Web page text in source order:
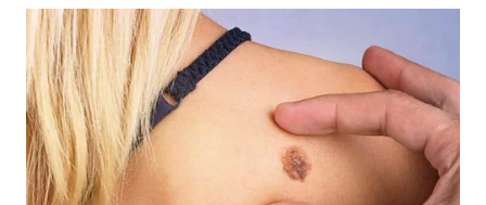
WN
TAPANULI
TENGAH
WN DELI
SERDANG
WN